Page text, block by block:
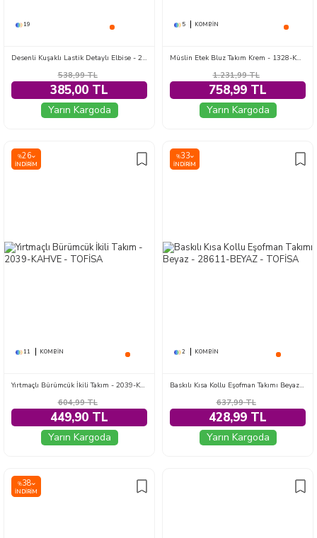
19
Desenli Kuşaklı Lastik Detaylı Elbise - 2115-SIYAH
538,99TL
385,00 TL
Yarın Kargoda
5 KOMBIN
Müslin Etek Bluz Takım Krem - 1328-KREM
1.231,99TL
758,99 TL
Yarın Kargoda
%26
İNDIRIM
11 KOMBIN
Yırtmaçlı Bürümcük İkili Takım - 2039-KAHVE
604,99TL
449,90 TL
Yarın Kargoda
%33
İNDIRIM
2 KOMBIN
Baskılı Kısa Kollu Eşofman Takımı Beyaz - 28611-BEYAZ
637,99TL
428,99 TL
Yarın Kargoda
%38
İNDIRIM